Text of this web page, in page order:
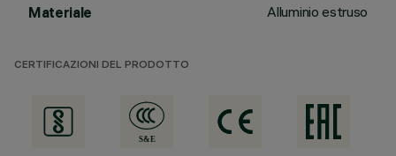
Materiale Alluminio estruso
CERTIFICAZIONI DEL PRODOTTO